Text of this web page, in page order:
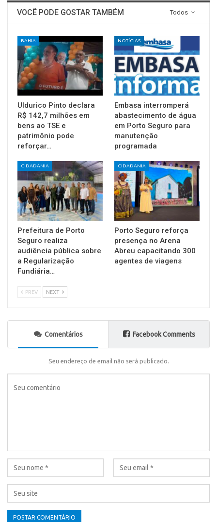
Todos
VOCÊ PODE GOSTAR TAMBÉM
BAHIA
Uldurico Pinto declara
R$ 142,7 milhões em
bens ao TSE e
patrimônio pode
reforçar…
NOTÍCIAS
Embasa interromperá
abastecimento de água
em Porto Seguro para
manutenção
programada
CIDADANIA
Prefeitura de Porto
Seguro realiza
audiência pública sobre
a Regularização
Fundiária…
CIDADANIA
Porto Seguro reforça
presença no Arena
Abreu capacitando 300
agentes de viagens
PREV NEXT
Comentários Facebook Comments
Seu endereço de email não será publicado.